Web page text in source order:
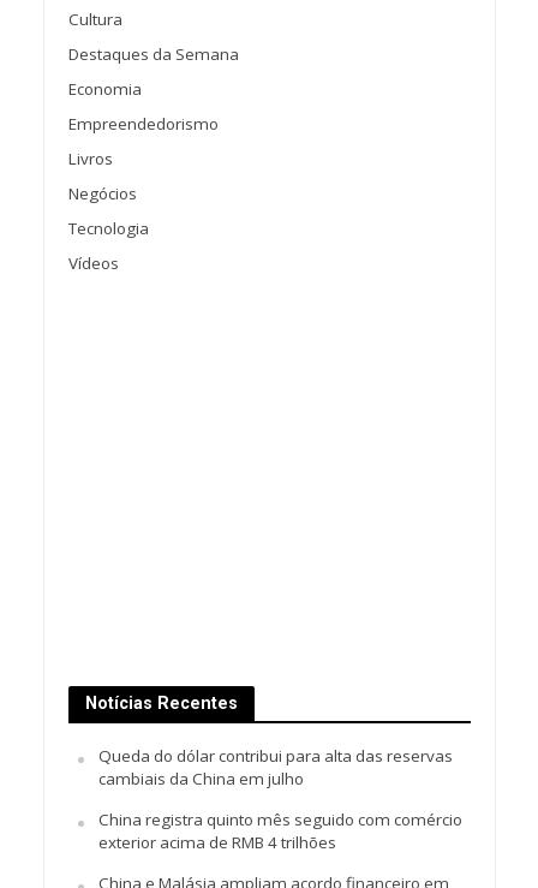
Cultura
Destaques da Semana
Economia
Empreendedorismo
Livros
Negócios
Tecnologia
Vídeos
Notícias Recentes
Queda do dólar contribui para alta das reservas
cambiais da China em julho
China registra quinto mês seguido com comércio
exterior acima de RMB 4 trilhões
China e Malásia ampliam acordo financeiro em